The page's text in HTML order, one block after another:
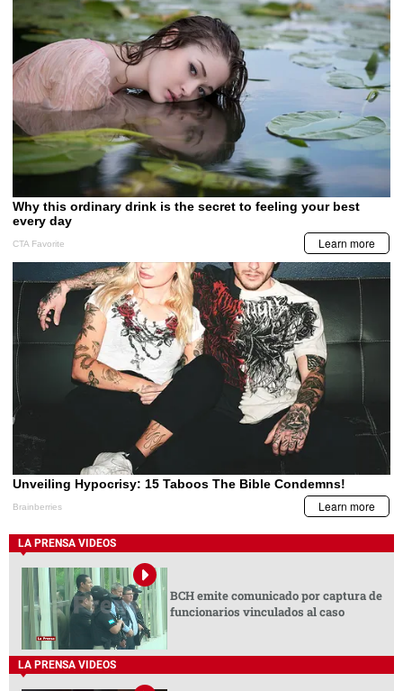
LA PRENSA VIDEOS
BCH emite comunicado por captura de
funcionarios vinculados al caso
LA PRENSA VIDEOS